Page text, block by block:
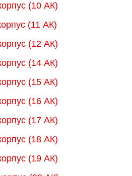
(10 АК)
(11 АК)
(12 АК)
(14 АК)
(15 АК)
(16 АК)
(17 АК)
(18 AК)
(19 АК)